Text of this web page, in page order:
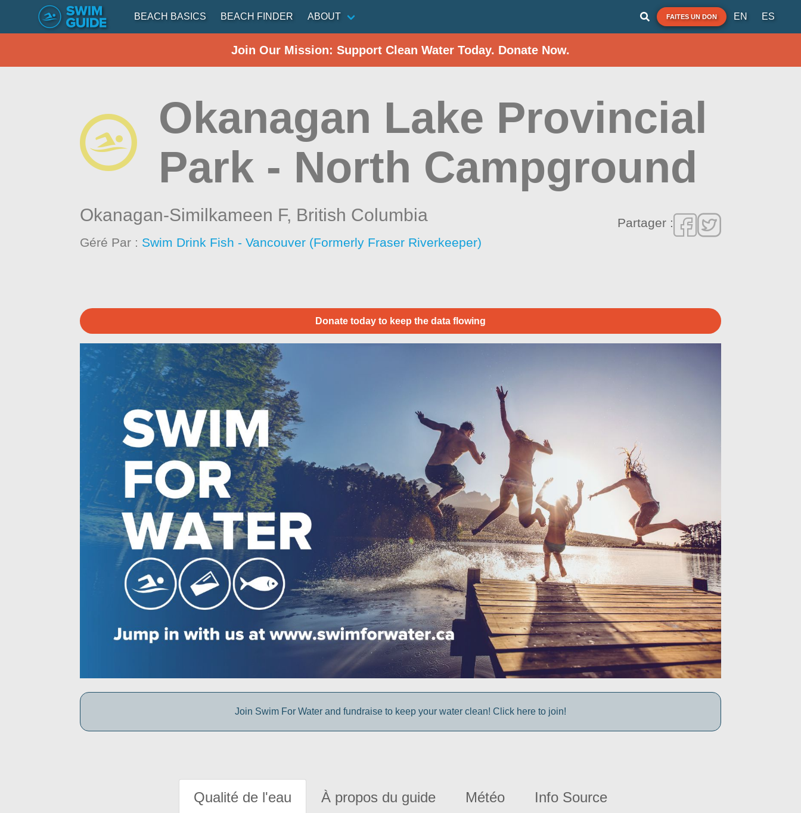
BEACH BASICS BEACH FINDER ABOUT FAITES UN DON EN ES
Join Our Mission: Support Clean Water Today. Donate Now.
Okanagan Lake Provincial
Park - North Campground
Okanagan-Similkameen F, British Columbia
Géré Par : Swim Drink Fish - Vancouver (Formerly Fraser Riverkeeper)
Partager :
Donate today to keep the data flowing
Join Swim For Water and fundraise to keep your water clean! Click here to join!
Qualité de l'eau À propos du guide Météo Info Source